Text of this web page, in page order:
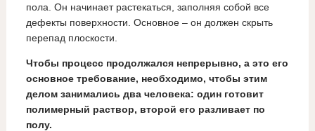
пола. Он начинает растекаться, заполняя собой все
дефекты поверхности. Основное – он должен скрыть
перепад плоскости.
Чтобы процесс продолжался непрерывно, а это его
основное требование, необходимо, чтобы этим
делом занимались два человека: один готовит
полимерный раствор, второй его разливает по
полу.